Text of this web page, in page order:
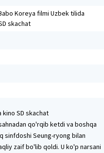
Koreya filmi Uzbek tilida
skachat
SD skachat
qo'rqib ketdi va boshqa
sinfdoshi Seung-ryong bilan
zaif bo'lib qoldi. U ko'p narsani